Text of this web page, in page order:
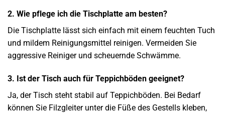
2. Wie pflege ich die Tischplatte am besten?
Die Tischplatte lässt sich einfach mit einem feuchten Tuch
und mildem Reinigungsmittel reinigen. Vermeiden Sie
aggressive Reiniger und scheuernde Schwämme.
3. Ist der Tisch auch für Teppichböden geeignet?
Ja, der Tisch steht stabil auf Teppichböden. Bei Bedarf
können Sie Filzgleiter unter die Füße des Gestells kleben,